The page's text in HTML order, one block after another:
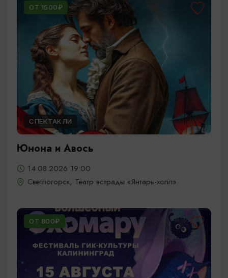
ОТ 1500₽
СПЕКТАКЛИ
Юнона и Авось
14.08.2026 19:00
Светлогорск, Театр эстрады «Янтарь-холл»
ОТ 800₽